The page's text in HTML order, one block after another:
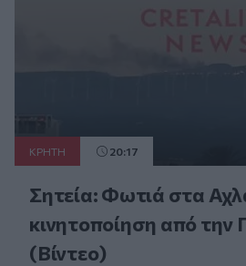
ΚΡΗΤΗ 20:17
Σητεία: Φωτιά στα
κινητοποίηση από την
(Βίντεο)